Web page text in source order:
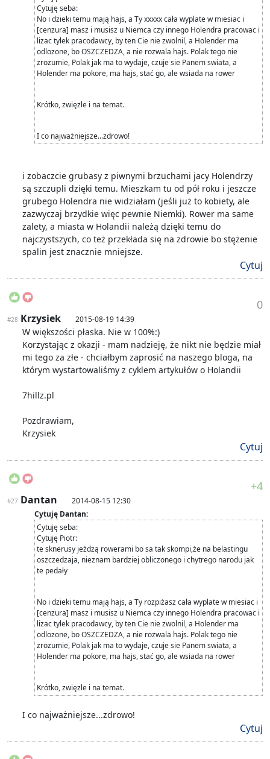
Cytuję seba:
No i dzieki temu mają hajs, a Ty xxxxx cała wyplate w miesiac i
[cenzura] masz i musisz u Niemca czy innego Holendra pracowac i
lizac tylek pracodawcy, by ten Cie nie zwolnil, a Holender ma
odlozone, bo OSZCZEDZA, a nie rozwala hajs. Polak tego nie
zrozumie, Polak jak ma to wydaje, czuje sie Panem swiata, a
Holender ma pokore, ma hajs, stać go, ale wsiada na rower
Krótko, zwięzle i na temat.
I co najważniejsze...zdrowo!
i zobaczcie grubasy z piwnymi brzuchami jacy Holendrzy
są szczupli dzięki temu. Mieszkam tu od pół roku i jeszcze
grubego Holendra nie widziałam (jeśli już to kobiety, ale
zazwyczaj brzydkie więc pewnie Niemki). Rower ma same
zalety, a miasta w Holandii należą dzięki temu do
najczystszych, co też przekłada się na zdrowie bo stężenie
spalin jest znacznie mniejsze.
Cytuj
0
#28 Krzysiek 2015-08-19 14:39
W większości płaska. Nie w 100%:)
Korzystając z okazji - mam nadzieję, że nikt nie będzie miał
mi tego za złe - chciałbym zaprosić na naszego bloga, na
którym wystartowaliśmy z cyklem artykułów o Holandii
7hillz.pl
Pozdrawiam,
Krzysiek
Cytuj
+4
#27 Dantan
2014-08-15 12:30
Cytuję Dantan:
Cytuję seba:
Cytuję Piotr:
te sknerusy jeżdzą rowerami bo sa tak skompi,że na belastingu
oszczedzaja, nieznam bardziej obliczonego i chytrego narodu jak
te pedały
No i dzieki temu mają hajs, a Ty rozpiżasz cała wyplate w miesiac i
[cenzura] masz i musisz u Niemca czy innego Holendra pracowac i
lizac tylek pracodawcy, by ten Cie nie zwolnil, a Holender ma
odlozone, bo OSZCZEDZA, a nie rozwala hajs. Polak tego nie
zrozumie, Polak jak ma to wydaje, czuje sie Panem swiata, a
Holender ma pokore, ma hajs, stać go, ale wsiada na rower
Krótko, zwięzle i na temat.
I co najważniejsze...zdrowo!
Cytuj